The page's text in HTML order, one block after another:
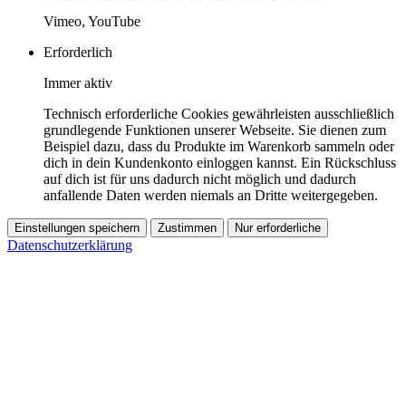
Vimeo, YouTube
Erforderlich
Immer aktiv
Technisch erforderliche Cookies gewährleisten ausschließlich
grundlegende Funktionen unserer Webseite. Sie dienen zum
Beispiel dazu, dass du Produkte im Warenkorb sammeln oder
dich in dein Kundenkonto einloggen kannst. Ein Rückschluss
auf dich ist für uns dadurch nicht möglich und dadurch
anfallende Daten werden niemals an Dritte weitergegeben.
Einstellungen speichern Zustimmen Nur erforderliche
Datenschutzerklärung